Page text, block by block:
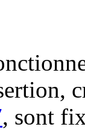
, sont